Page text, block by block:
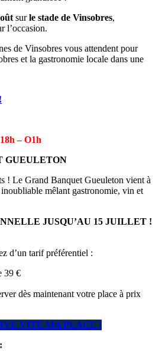
surle stade de Vinsobres,
l’occasion.
de Vinsobres vous attendent pour
et la gastronomie locale dans une
18h – O1h
GUEULETON
! Le Grand Banquet Gueuleton vient à
mêlant gastronomie, vin et
JUSQU’AU 15 JUILLET !
d’un tarif préférentiel :
39 €
dès maintenant votre place à prix
VITE MA PLACE !